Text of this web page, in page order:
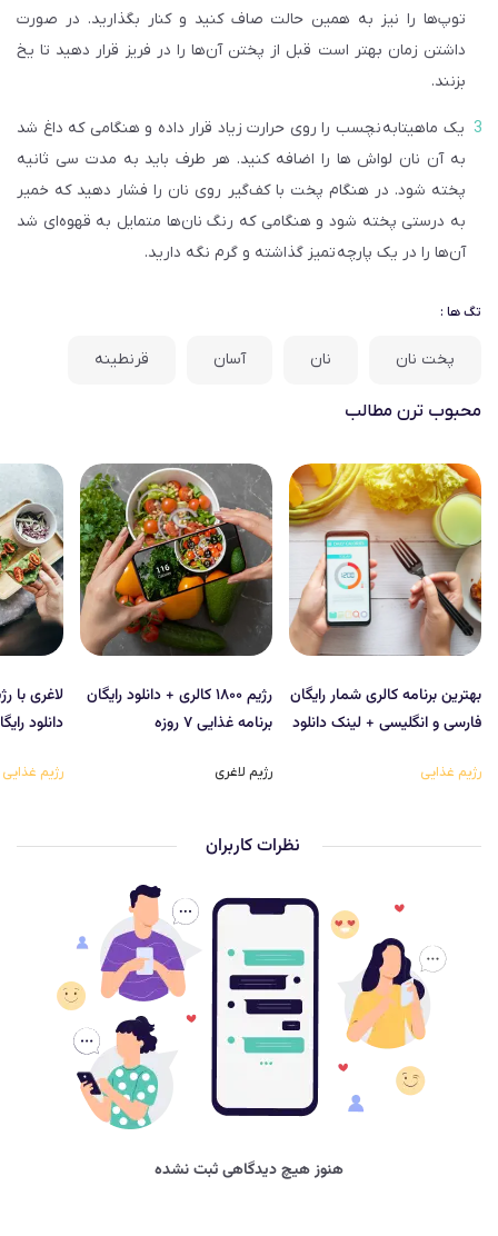
توپ‌ها را نیز به همین حالت صاف کنید و کنار بگذارید. در صورت
داشتن زمان بهتر است قبل از پختن آن‌ها را در فریز قرار دهید تا یخ
بزنند.
یک ماهیتابه نچسب را روی حرارت زیاد قرار داده و هنگامی که داغ شد
به آن نان لواش‌ ها را اضافه کنید. هر طرف باید به مدت سی ثانیه
پخته شود. در هنگام پخت با کف‌گیر روی نان را فشار دهید که خمیر
به درستی پخته شود و هنگامی که رنگ نان‌ها متمایل به قهوه‌ای شد
آن‌ها را در یک پارچه تمیز گذاشته و گرم نگه دارید.
تگ ها :
پخت نان نان آسان قرنطینه
محبوب‌ ترن مطالب
بهترین برنامه کالری شمار رایگان
فارسی و انگلیسی + لینک دانلود
رژیم غذایی
رژیم ۱۸۰۰ کالری + دانلود رایگان
برنامه غذایی ۷ روزه
رژیم لاغری
دانلود
رژیم غذایی
نظرات کاربران
هنوز هیچ دیدگاهی ثبت نشده